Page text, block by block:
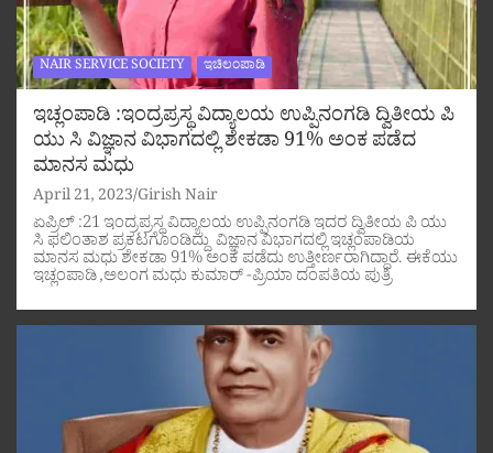
NAIR SERVICE SOCIETY ಇಚಿಲಂಪಾಡಿ
ಇಚ್ಲಂಪಾಡಿ :ಇಂದ್ರಪ್ರಸ್ಥ ವಿದ್ಯಾಲಯ ಉಪ್ಪಿನಂಗಡಿ ದ್ವಿತೀಯ ಪಿ
ಯು ಸಿ ವಿಜ್ಞಾನ ವಿಭಾಗದಲ್ಲಿ ಶೇಕಡಾ 91% ಅಂಕ ಪಡೆದ
ಮಾನಸ ಮಧು
April 21, 2023 Girish Nair
ಏಪ್ರಿಲ್ :21 ಇಂದ್ರಪ್ರಸ್ಥ ವಿದ್ಯಾಲಯ ಉಪ್ಪಿನಂಗಡಿ ಇದರ ದ್ವಿತೀಯ ಪಿ ಯು
ಸಿ ಫಲಿಂತಾಶ ಪ್ರಕಟಗೊಂಡಿದ್ದು ವಿಜ್ಞಾನ ವಿಭಾಗದಲ್ಲಿ ಇಚ್ಲಂಪಾಡಿಯ
ಮಾನಸ ಮಧು ಶೇಕಡಾ 91% ಅಂಕ ಪಡೆದು ಉತ್ತೀರ್ಣರಾಗಿದ್ದಾರೆ. ಈಕೆಯು
ಇಚ್ಲಂಪಾಡಿ ,ಅಲಂಗ ಮಧು ಕುಮಾರ್ -ಪ್ರಿಯಾ ದಂಪತಿಯ ಪುತ್ರಿ